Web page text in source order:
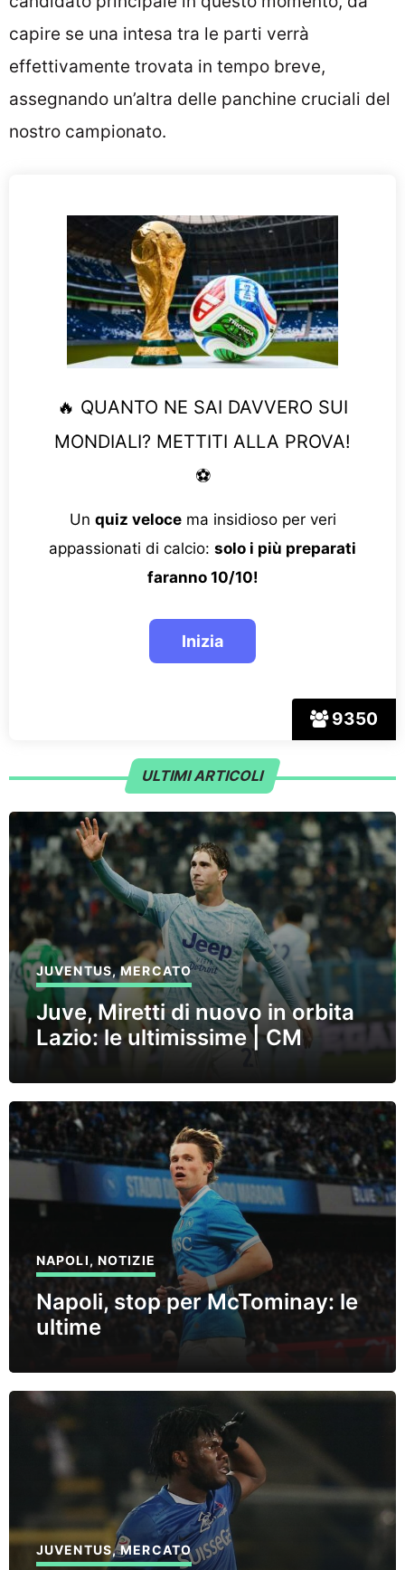
capire se una intesa tra le parti verrà
effettivamente trovata in tempo breve,
assegnando un’altra delle panchine cruciali del
nostro campionato.
9350
🔥 QUANTO NE SAI DAVVERO SUI
MONDIALI? METTITI ALLA PROVA!
⚽
Un quiz velocema insidioso per veri
appassionati di calcio: solo i più preparati
faranno 10/10!
ULTIMI ARTICOLI
JUVENTUS,MERCATO
Juve, Miretti di nuovo in orbita
Lazio: le ultimissime | CM
NAPOLI, NOTIZIE
Napoli, stop per McTominay: le
ultime
JUVENTUS,MERCATO